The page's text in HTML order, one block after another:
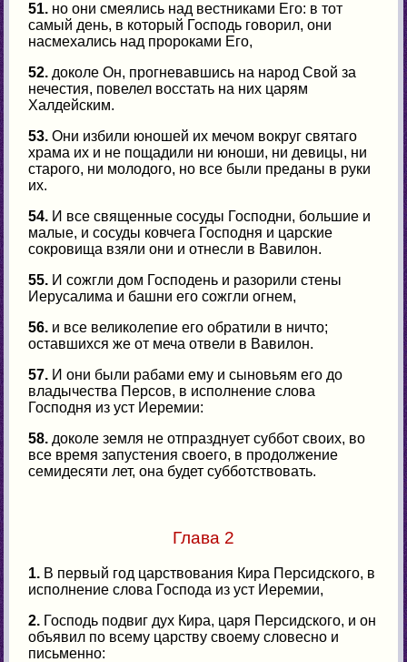
51. но они смеялись над вестниками Его: в тот
самый день, в который Господь говорил, они
насмехались над пророками Его,
52. доколе Он, прогневавшись на народ Свой за
нечестия, повелел восстать на них царям
Халдейским.
53. Они избили юношей их мечом вокруг святаго
храма их и не пощадили ни юноши, ни девицы, ни
старого, ни молодого, но все были преданы в руки
их.
54. И все священные сосуды Господни, большие и
малые, и сосуды ковчега Господня и царские
сокровища взяли они и отнесли в Вавилон.
55. И сожгли дом Господень и разорили стены
Иерусалима и башни его сожгли огнем,
56. и все великолепие его обратили в ничто;
оставшихся же от меча отвели в Вавилон.
57. И они были рабами ему и сыновьям его до
владычества Персов, в исполнение слова
Господня из уст Иеремии:
58. доколе земля не отпразднует суббот своих, во
все время запустения своего, в продолжение
семидесяти лет, она будет субботствовать.
Глава 2
1. В первый год царствования Кира Персидского, в
исполнение слова Господа из уст Иеремии,
2. Господь подвиг дух Кира, царя Персидского, и он
объявил по всему царству своему словесно и
письменно: